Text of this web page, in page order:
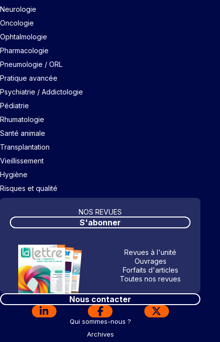
Neurologie
Oncologie
Ophtalmologie
Pharmacologie
Pneumologie / ORL
Pratique avancée
Psychiatrie / Addictologie
Pédiatrie
Rhumatologie
Santé animale
Transplantation
Vieillissement
Hygiène
Risques et qualité
NOS REVUES
S'abonner
Revues à l'unité
Ouvrages
Forfaits d'articles
Toutes nos revues
Nous contacter
Qui sommes-nous ?
Archives